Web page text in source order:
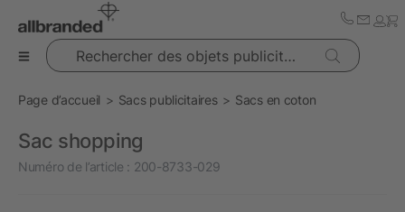
Rechercher des objets publicitaires
Page d’accueil Sacs publicitaires Sacs en coton
Sac shopping
Numéro de l’article : 200-8733-029